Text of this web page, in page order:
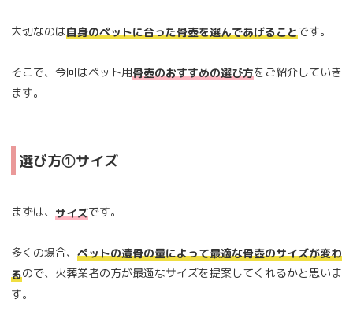
大切なのは自身のペットに合った骨壺を選んであげることです。
そこで、今回はペット用骨壺のおすすめの選び方をご紹介していき
ます。
選び方①サイズ
まずは、 サイズです。
多くの場合、 ペットの遺骨の量によって最適な骨壺のサイズが変わ
るので、火葬業者の方が最適なサイズを提案してくれるかと思いま
す。